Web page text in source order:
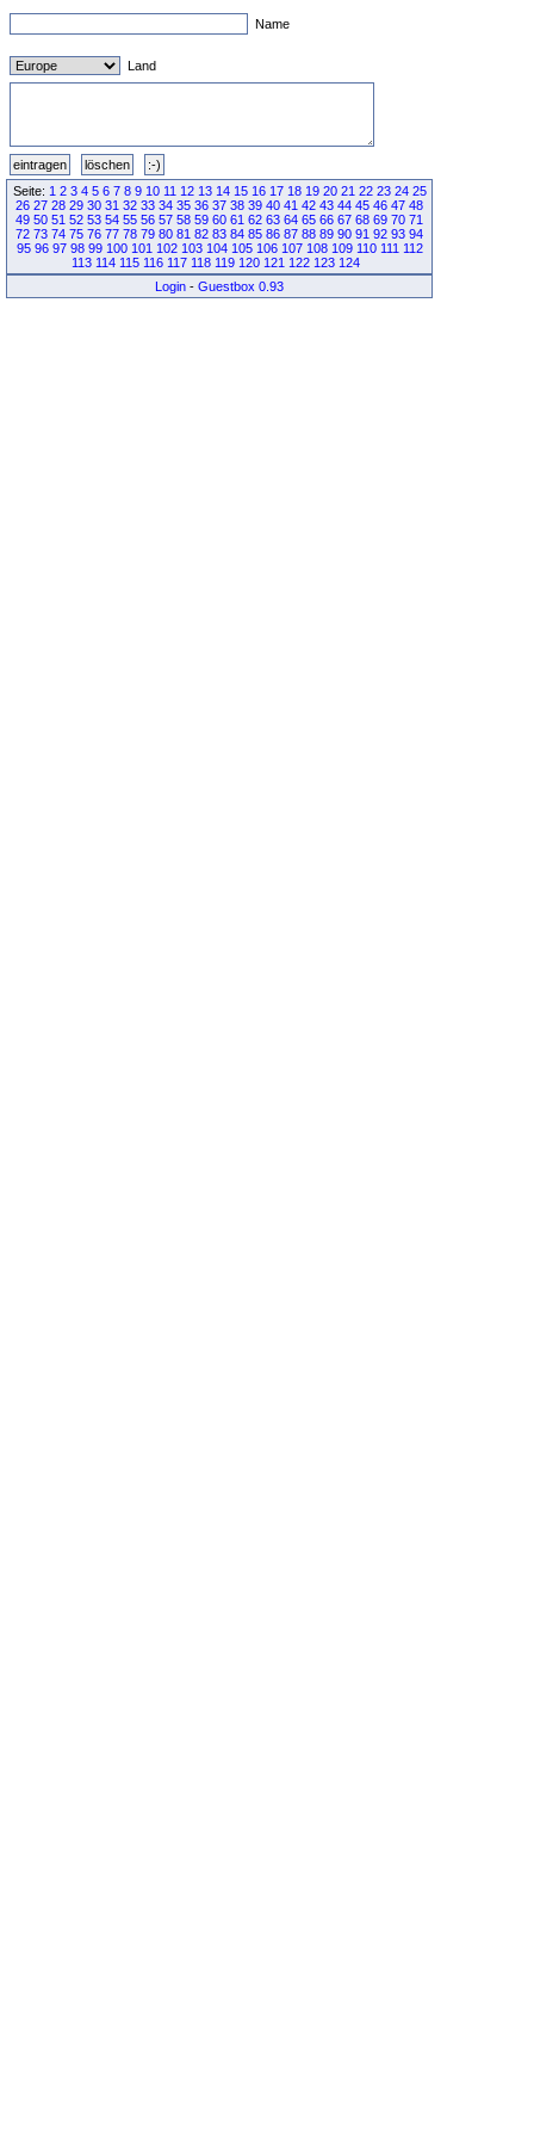
Name
Land
Seite: 1 2 3 4 5 6 7 8 9 10 11 12 13 14 15 16 17 18 19 20 21 22 23 24 25
26 27 28 29 30 31 32 33 34 35 36 37 38 39 40 41 42 43 44 45 46 47 48
49 50 51 52 53 54 55 56 57 58 59 60 61 62 63 64 65 66 67 68 69 70 71
72 73 74 75 76 77 78 79 80 81 82 83 84 85 86 87 88 89 90 91 92 93 94
95 96 97 98 99 100 101 102 103 104 105 106 107 108 109 110 111 112
113 114 115 116 117 118 119 120 121 122 123 124
Login - Guestbox 0.93